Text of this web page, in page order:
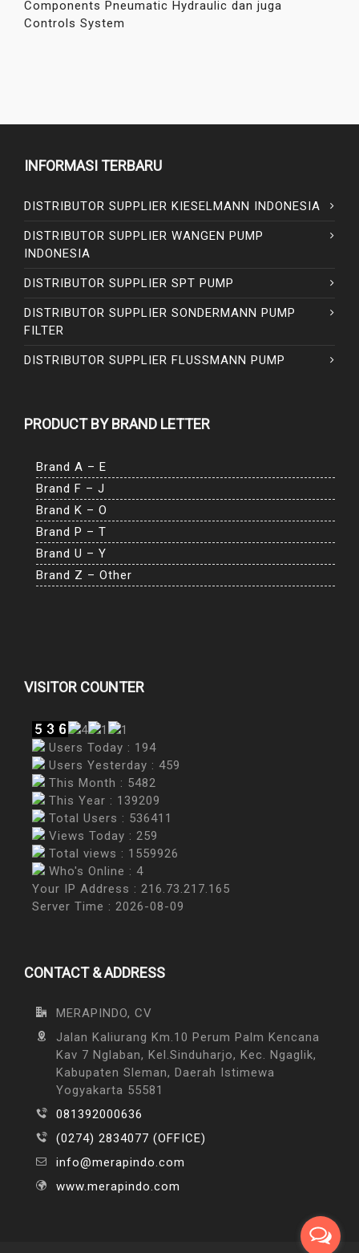
Components Pneumatic Hydraulic dan juga
Controls System
INFORMASI TERBARU
DISTRIBUTOR SUPPLIER KIESELMANN INDONESIA
DISTRIBUTOR SUPPLIER WANGEN PUMP
INDONESIA
DISTRIBUTOR SUPPLIER SPT PUMP
DISTRIBUTOR SUPPLIER SONDERMANN PUMP
FILTER
DISTRIBUTOR SUPPLIER FLUSSMANN PUMP
PRODUCT BY BRAND LETTER
Brand A – E
Brand F – J
Brand K – O
Brand P – T
Brand U – Y
Brand Z – Other
VISITOR COUNTER
Users Today : 194
Users Yesterday : 459
This Month : 5482
This Year : 139209
Total Users : 536411
Views Today : 259
Total views : 1559926
Who's Online : 4
Your IP Address : 216.73.217.165
Server Time : 2026-08-09
CONTACT & ADDRESS
MERAPINDO, CV
Jalan Kaliurang Km.10 Perum Palm Kencana
Kav 7 Nglaban, Kel.Sinduharjo, Kec. Ngaglik,
Kabupaten Sleman, Daerah Istimewa
Yogyakarta 55581
081392000636
(0274) 2834077 (OFFICE)
info@merapindo.com
www.merapindo.com